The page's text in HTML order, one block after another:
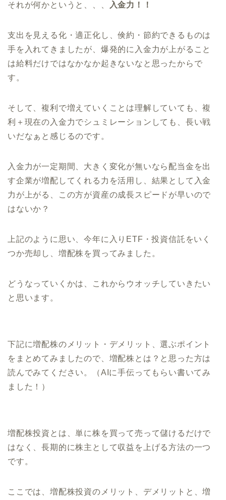
それが何かというと、、、 入金力！！
支出を見える化・適正化し、倹約・節約できるものは
手を入れてきましたが、爆発的に入金力が上がること
は給料だけではなかなか起きないなと思ったからで
す。
そして、複利で増えていくことは理解していても、複
利＋現在の入金力でシュミレーションしても、長い戦
いだなぁと感じるのです。
入金力が一定期間、大きく変化が無いなら配当金を出
す企業が増配してくれる力を活用し、結果として入金
力が上がる、この方が資産の成長スピードが早いので
はないか？
上記のように思い、今年に入りETF・投資信託をいく
つか売却し、増配株を買ってみました。
どうなっていくかは、これからウオッチしていきたい
と思います。
下記に増配株のメリット・デメリット、選ぶポイント
をまとめてみましたので、増配株とは？と思った方は
読んでみてください。（AIに手伝ってもらい書いてみ
ました！）
増配株投資とは、単に株を買って売って儲けるだけで
はなく、長期的に株主として収益を上げる方法の一つ
です。
ここでは、増配株投資のメリット、デメリットと、増